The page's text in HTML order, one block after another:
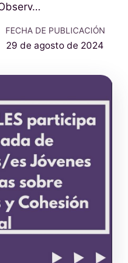
FECHA DE PUBLICACIÓN
29 de agosto de 2024